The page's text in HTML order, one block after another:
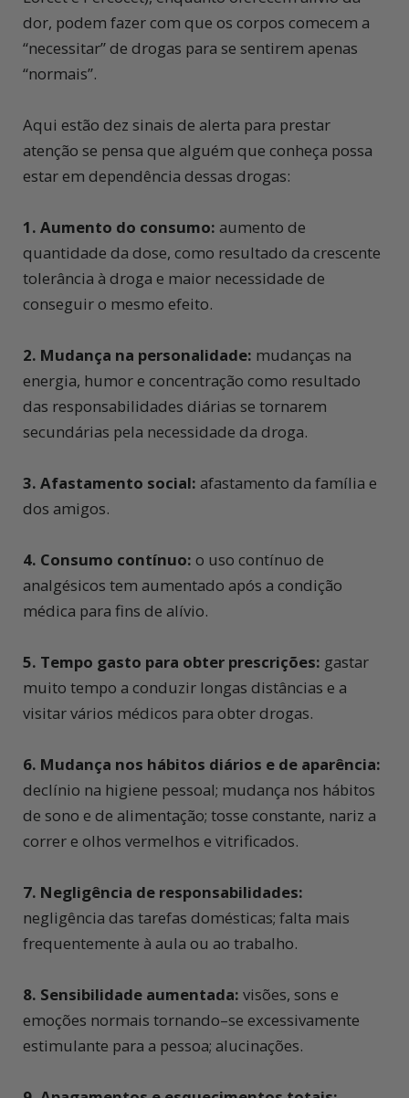
dor, podem fazer com que os corpos comecem a
“necessitar” de drogas para se sentirem apenas
“normais”.
Aqui estão dez sinais de alerta para prestar
atenção se pensa que alguém que conheça possa
estar em dependência dessas drogas:
1. Aumento do consumo: aumento de
quantidade da dose, como resultado da crescente
tolerância à droga e maior necessidade de
conseguir o mesmo efeito.
2. Mudança na personalidade: mudanças na
energia, humor e concentração como resultado
das responsabilidades diárias se tornarem
secundárias pela necessidade da droga.
3. Afastamento social: afastamento da família e
dos amigos.
4. Consumo contínuo: o uso contínuo de
analgésicos tem aumentado após a condição
médica para fins de alívio.
5. Tempo gasto para obter prescrições: gastar
muito tempo a conduzir longas distâncias e a
visitar vários médicos para obter drogas.
6. Mudança nos hábitos diários e de aparência:
declínio na higiene pessoal; mudança nos hábitos
de sono e de alimentação; tosse constante, nariz a
correr e olhos vermelhos e vitrificados.
7. Negligência de responsabilidades:
negligência das tarefas domésticas; falta mais
frequentemente à aula ou ao trabalho.
8. Sensibilidade aumentada: visões, sons e
emoções normais tornando–se excessivamente
estimulante para a pessoa; alucinações.